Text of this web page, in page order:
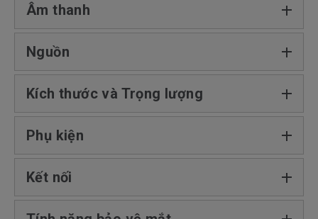
Âm thanh
Nguồn
Kích thước và Trọng lượng
Phụ kiện
Kết nối